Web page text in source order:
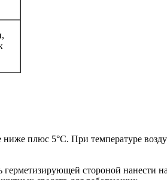
плюс 5°С. При температуре
стороной нанести